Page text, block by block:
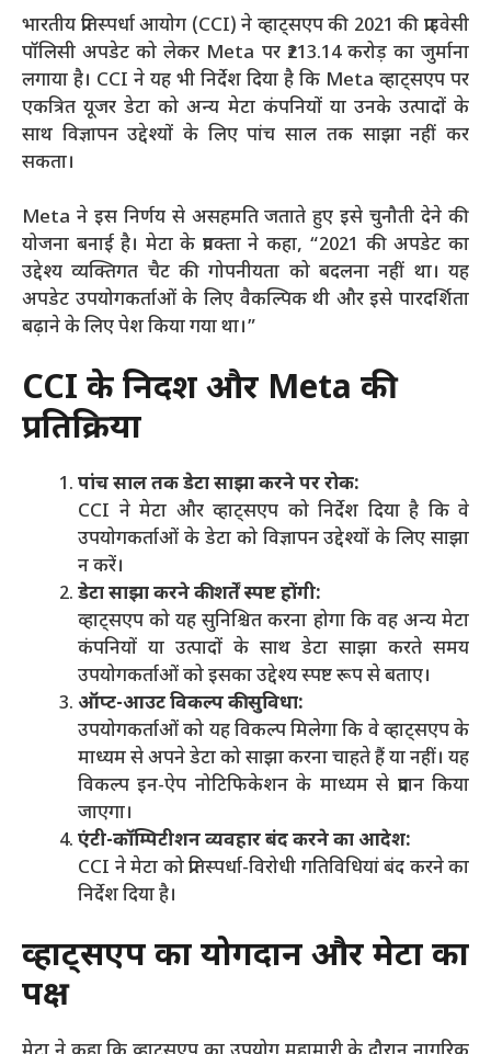
भारतीय प्रतिस्पर्धा आयोग (CCI) ने व्हाट्सएप की 2021 की प्राइवेसी
पॉलिसी अपडेट को लेकर Meta पर ₹213.14 करोड़ का जुर्माना
लगाया है। CCI ने यह भी निर्देश दिया है कि Meta व्हाट्सएप पर
एकत्रित यूजर डेटा को अन्य मेटा कंपनियों या उनके उत्पादों के
साथ विज्ञापन उद्देश्यों के लिए पांच साल तक साझा नहीं कर
सकता।
Meta ने इस निर्णय से असहमति जताते हुए इसे चुनौती देने की
योजना बनाई है। मेटा के प्रवक्ता ने कहा, “2021 की अपडेट का
उद्देश्य व्यक्तिगत चैट की गोपनीयता को बदलना नहीं था। यह
अपडेट उपयोगकर्ताओं के लिए वैकल्पिक थी और इसे पारदर्शिता
बढ़ाने के लिए पेश किया गया था।”
CCI के निर्देश और Meta की
प्रतिक्रिया
पांच साल तक डेटा साझा करने पर रोक:
CCI ने मेटा और व्हाट्सएप को निर्देश दिया है कि वे
उपयोगकर्ताओं के डेटा को विज्ञापन उद्देश्यों के लिए साझा
न करें।
डेटा साझा करने की शर्तें स्पष्ट होंगी:
व्हाट्सएप को यह सुनिश्चित करना होगा कि वह अन्य मेटा
कंपनियों या उत्पादों के साथ डेटा साझा करते समय
उपयोगकर्ताओं को इसका उद्देश्य स्पष्ट रूप से बताए।
ऑप्ट-आउट विकल्प की सुविधा:
उपयोगकर्ताओं को यह विकल्प मिलेगा कि वे व्हाट्सएप के
माध्यम से अपने डेटा को साझा करना चाहते हैं या नहीं। यह
विकल्प इन-ऐप नोटिफिकेशन के माध्यम से प्रदान किया
जाएगा।
एंटी-कॉम्पिटीशन व्यवहार बंद करने का आदेश:
CCI ने मेटा को प्रतिस्पर्धा-विरोधी गतिविधियां बंद करने का
निर्देश दिया है।
व्हाट्सएप का योगदान और मेटा का
पक्ष